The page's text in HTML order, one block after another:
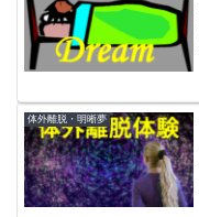
体外離脱・明晰夢